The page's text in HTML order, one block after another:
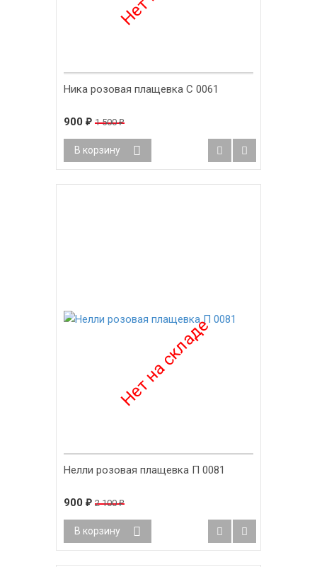
Ника розовая плащевка С 0061
900 ₽ 1 500₽
В корзину
Нелли розовая плащевка П 0081
900 ₽ 2 100₽
В корзину